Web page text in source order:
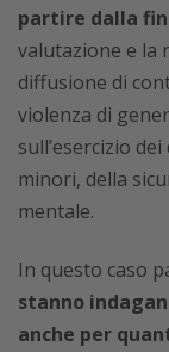
partire dalla
valutazione e la
diffusione di
violenza di
sull’esercizio
minori, della
mentale.
In questo caso
stanno
anche per